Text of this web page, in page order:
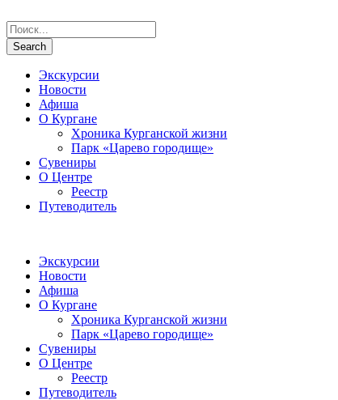
Экскурсии
Новости
Афиша
О Кургане
Хроника Курганской жизни
Парк «Царево городище»
Сувениры
О Центре
Реестр
Путеводитель
Экскурсии
Новости
Афиша
О Кургане
Хроника Курганской жизни
Парк «Царево городище»
Сувениры
О Центре
Реестр
Путеводитель